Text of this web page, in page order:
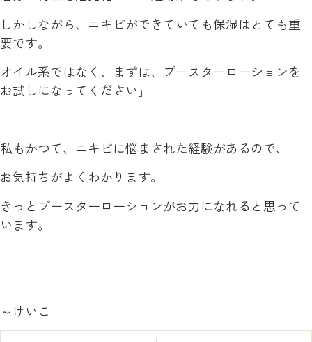
しかしながら、ニキビができていても保湿はとても重
要です。
オイル系ではなく、まずは、ブースターローションを
お試しになってください」
私もかつて、ニキビに悩まされた経験があるので、
お気持ちがよくわかります。
きっとブースターローションがお力になれると思って
います。
～けいこ